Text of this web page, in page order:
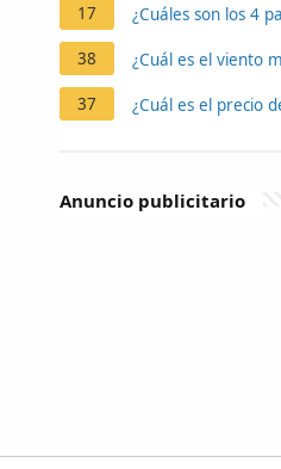
17 ¿Cuáles son los 4
38 ¿Cuál es el viento
37 ¿Cuál es el precio
Anuncio publicitario